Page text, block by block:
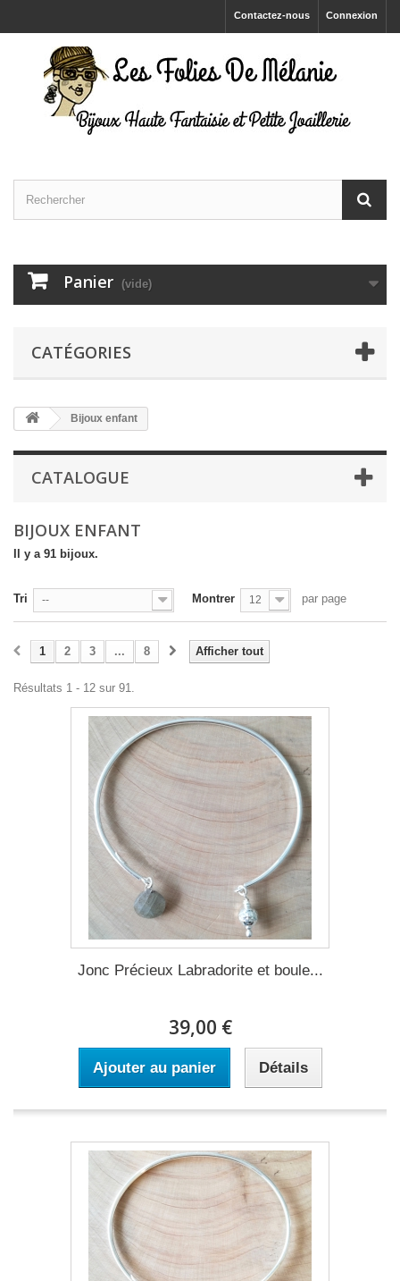
Connexion
Contactez-nous
Panier (vide)
CATÉGORIES
Bijoux enfant
CATALOGUE
BIJOUX ENFANT
Il y a 91 bijoux.
Tri -- Montrer 12 par page
Afficher tout
1 2 3 ... 8
Résultats 1 - 12 sur 91.
Jonc Précieux Labradorite et boule...
39,00 €
Ajouter au panier Détails